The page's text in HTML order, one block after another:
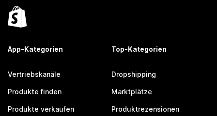
App-Kategorien
Vertriebskanäle
Produkte finden
Produkte verkaufen
Top-Kategorien
Dropshipping
Marktplätze
Produktrezensionen